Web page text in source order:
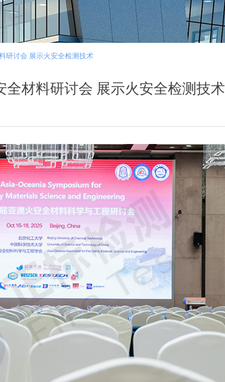
材料研讨会 展示火安全检测技术
研讨会 展示火安全检测技术